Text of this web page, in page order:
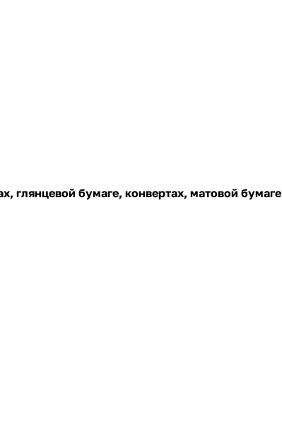
глянцевой бумаге, конвертах, матовой бумаге